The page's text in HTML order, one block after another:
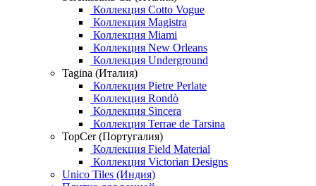
Коллекция Cotto Vogue
Коллекция Magistra
Коллекция Miami
Коллекция New Orleans
Коллекция Underground
Tagina (Италия)
Коллекция Pietre Perlate
Коллекция Rondò
Коллекция Sincera
Коллекция Terrae de Tarsina
TopCer (Португалия)
Коллекция Field Material
Коллекция Victorian Designs
Unico Tiles (Индия)